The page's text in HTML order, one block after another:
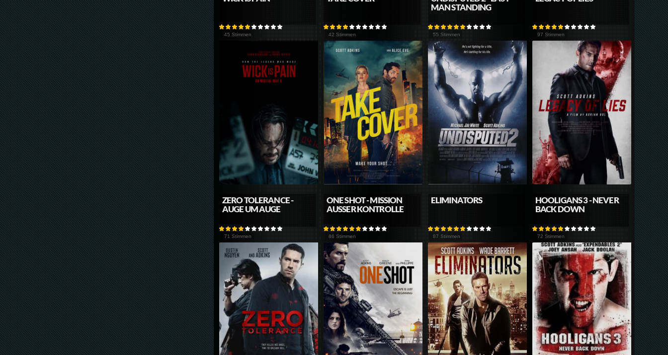
45 Stimmen 42 Stimmen
MAN STANDING
55 Stimmen 97 Stimmen
ZERO TOLERANCE -
AUGE UM AUGE
71 Stimmen
ONE SHOT - MISSION
AUSSER KONTROLLE
86 Stimmen
ELIMINATORS
87 Stimmen
HOOLIGANS 3 - NEVER
BACK DOWN
72 Stimmen